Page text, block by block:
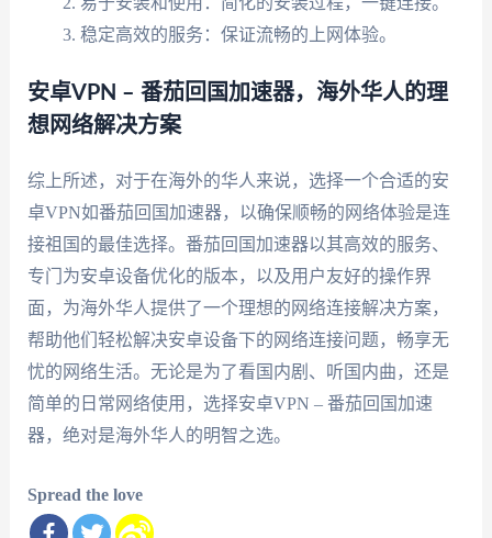
稳定高效的服务：保证流畅的上网体验。
安卓VPN – 番茄回国加速器，海外华人的理
想网络解决方案
综上所述，对于在海外的华人来说，选择一个合适的安
卓VPN如番茄回国加速器，以确保顺畅的网络体验是连
接祖国的最佳选择。番茄回国加速器以其高效的服务、
专门为安卓设备优化的版本，以及用户友好的操作界
面，为海外华人提供了一个理想的网络连接解决方案，
帮助他们轻松解决安卓设备下的网络连接问题，畅享无
忧的网络生活。无论是为了看国内剧、听国内曲，还是
简单的日常网络使用，选择安卓VPN – 番茄回国加速
器，绝对是海外华人的明智之选。
Spread the love